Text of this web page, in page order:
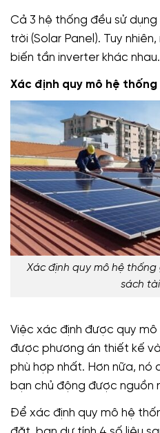
Cả 3 hệ thống đều sử
trời (Solar Panel). Tuy
biến tần inverter khác nhau.
Xác định quy mô hệ thống
Xác định quy mô hệ
sách
Việc xác định được quy
được phương án thiết kế
phù hợp nhất. Hơn nữa, nó
bạn chủ động được nguồn
Để xác định quy mô hệ